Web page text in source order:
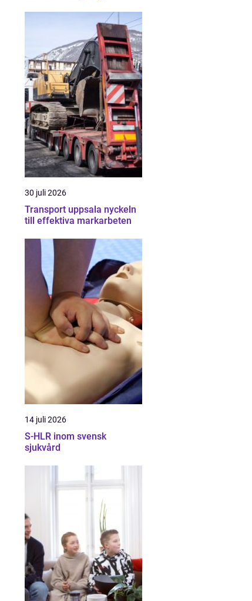
30 juli 2026
Transport uppsala nyckeln
till effektiva markarbeten
14 juli 2026
S-HLR inom svensk
sjukvård